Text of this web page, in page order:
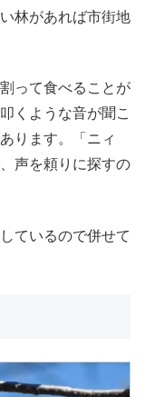
林があれば市街地
って食べることが
くような音が聞こ
ります。「ニィ
声を頼りに探すの
ているので併せて